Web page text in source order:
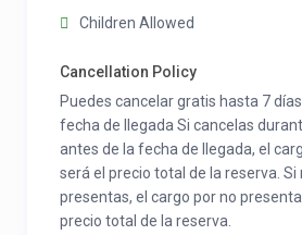
Children Allowed
Cancellation Policy
Puedes cancelar gratis hasta 7
fecha de llegada Si cancelas
antes de la fecha de llegada, el
será el precio total de la reserva. Si
presentas, el cargo por no
precio total de la reserva.